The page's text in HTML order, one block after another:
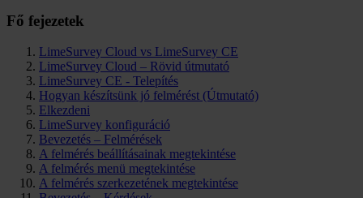
Fő fejezetek
LimeSurvey Cloud vs LimeSurvey CE
LimeSurvey Cloud – Rövid útmutató
LimeSurvey CE - Telepítés
Hogyan készítsünk jó felmérést (Útmutató)
Elkezdeni
LimeSurvey konfiguráció
Bevezetés – Felmérések
A felmérés beállításainak megtekintése
A felmérés menü megtekintése
A felmérés szerkezetének megtekintése